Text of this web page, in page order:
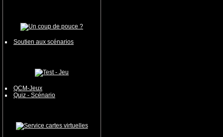
Soutien aux scénarios
QCM-Jeux
Quiz - Scénario